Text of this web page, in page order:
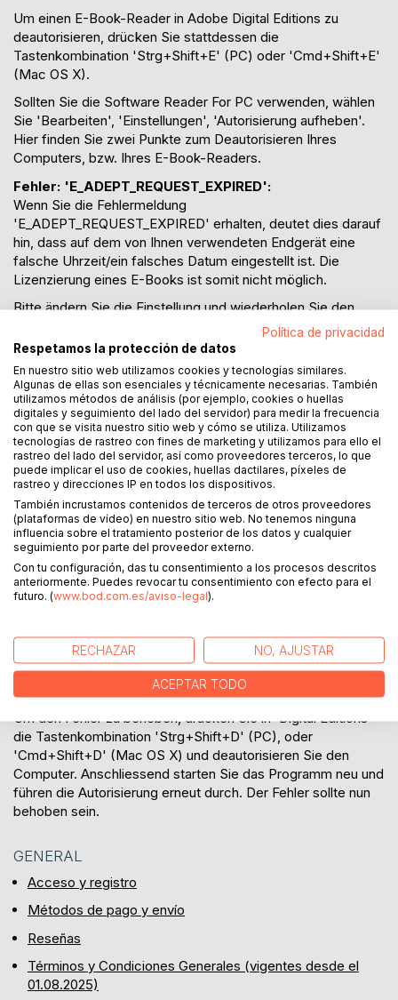
Um einen E-Book-Reader in Adobe Digital Editions zu
deautorisieren, drücken Sie stattdessen die
Tastenkombination 'Strg+Shift+E' (PC) oder 'Cmd+Shift+E'
(Mac OS X).
Sollten Sie die Software Reader For PC verwenden, wählen
Sie 'Bearbeiten', 'Einstellungen', 'Autorisierung aufheben'.
Hier finden Sie zwei Punkte zum Deautorisieren Ihres
Computers, bzw. Ihres E-Book-Readers.
Fehler: 'E_ADEPT_REQUEST_EXPIRED':
Wenn Sie die Fehlermeldung
'E_ADEPT_REQUEST_EXPIRED' erhalten, deutet dies darauf
hin, dass auf dem von Ihnen verwendeten Endgerät eine
falsche Uhrzeit/ein falsches Datum eingestellt ist. Die
Lizenzierung eines E-Books ist somit nicht möglich.
Bitte ändern Sie die Einstellung und wiederholen Sie den
Fehler: 'E_ADEPT_REQUEST_EXPIRED':
Wenn Sie die Fehlermeldung 'E_AUTH_NOT_READY'
erhalten, deutet dies darauf hin, dass bei der Installation von
Adobe Digital Editions ein Fehler aufgetreten ist. In einigen
Fällen führt das Programm im Hintergrund den
Autorisierungsprozess durch. Sollte hierbei ein Fehler
auftreten, kann dieser nicht korrekt abgeschlossen werden
und Sie erhalten die genannte Meldung.
Um den Fehler zu beheben, drücken Sie in Adobe Digital
Editions die Tastenkombination 'Strg+Shift+D' (PC), oder
'Cmd+Shift+D' (Mac OS X) und deautorisieren Sie den
Computer. Anschliessend starten Sie das Programm neu und
führen die Autorisierung erneut durch. Der Fehler sollte nun
behoben sein.
Fehler: 'Error! Check Activation':
Wenn Sie die Fehlermeldung 'Error! Check Activation'
erhalten, deutet dies auf eine beschädigte Autorisierung
Um den Fehler zu beheben, drücken Sie in 'Digital Editions'
die Tastenkombination 'Strg+Shift+D' (PC), oder
'Cmd+Shift+D' (Mac OS X) und deautorisieren Sie den
Computer. Anschliessend starten Sie das Programm neu und
führen die Autorisierung erneut durch. Der Fehler sollte nun
behoben sein.
GENERAL
Acceso y registro
Métodos de pago y envío
Reseñas
Términos y Condiciones Generales (vigentes desde el
01.08.2025)
Política de privacidad
Respetamos la protección de datos
En nuestro sitio web utilizamos cookies y tecnologías similares.
Algunas de ellas son esenciales y técnicamente necesarias. También
utilizamos métodos de análisis (por ejemplo, cookies o huellas
digitales y seguimiento del lado del servidor) para medir la frecuencia
con que se visita nuestro sitio web y cómo se utiliza. Utilizamos
tecnologías de rastreo con fines de marketing y utilizamos para ello el
rastreo del lado del servidor, así como proveedores terceros, lo que
puede implicar el uso de cookies, huellas dactilares, píxeles de
rastreo y direcciones IP en todos los dispositivos.
También incrustamos contenidos de terceros de otros proveedores
(plataformas de vídeo) en nuestro sitio web. No tenemos ninguna
influencia sobre el tratamiento posterior de los datos y cualquier
seguimiento por parte del proveedor externo.
Con tu configuración, das tu consentimiento a los procesos descritos
anteriormente. Puedes revocar tu consentimiento con efecto para el
futuro. (www.bod.com.es/aviso-legal).
RECHAZAR NO, AJUSTAR
ACEPTAR TODO